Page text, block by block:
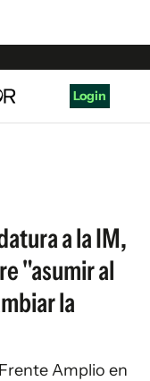
Login
a la IM,
"asumir al
la
Amplio en